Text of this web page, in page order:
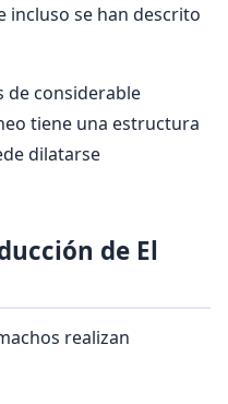
incluso se han descrito
de considerable
tiene una estructura
dilatarse
de El
realizan